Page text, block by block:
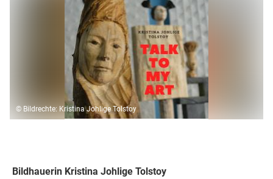
© Bildrechte: Kristina Johlige Tolstoy
Bildhauerin Kristina Johlige Tolstoy